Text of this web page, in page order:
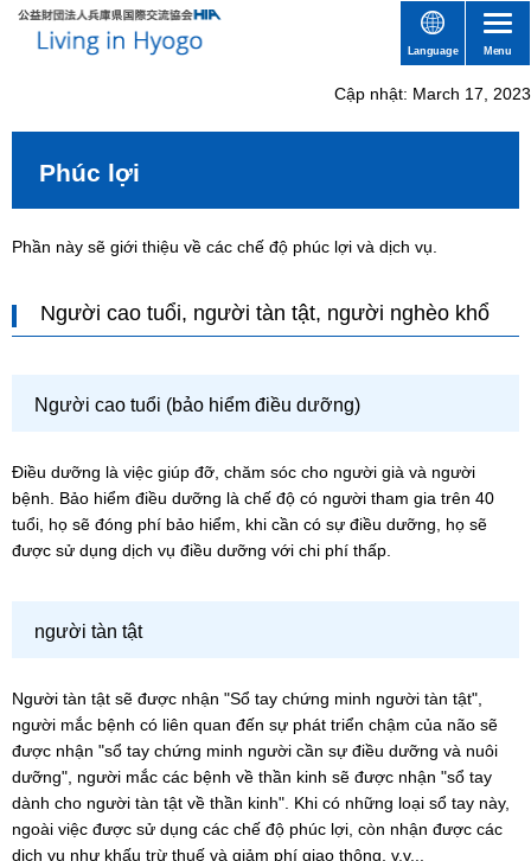
Language Menu
Cập nhật: March 17, 2023
Phúc lợi
Phần này sẽ giới thiệu về các chế độ phúc lợi và dịch vụ.
Người cao tuổi, người tàn tật, người nghèo khổ
Người cao tuổi (bảo hiểm điều dưỡng)
Điều dưỡng là việc giúp đỡ, chăm sóc cho người già và người
bệnh. Bảo hiểm điều dưỡng là chế độ có người tham gia trên 40
tuổi, họ sẽ đóng phí bảo hiểm, khi cần có sự điều dưỡng, họ sẽ
được sử dụng dịch vụ điều dưỡng với chi phí thấp.
người tàn tật
Người tàn tật sẽ được nhận "Sổ tay chứng minh người tàn tật",
người mắc bệnh có liên quan đến sự phát triển chậm của não sẽ
được nhận "sổ tay chứng minh người cần sự điều dưỡng và nuôi
dưỡng", người mắc các bệnh về thần kinh sẽ được nhận "sổ tay
dành cho người tàn tật về thần kinh". Khi có những loại sổ tay này,
ngoài việc được sử dụng các chế độ phúc lợi, còn nhận được các
dịch vụ như khấu trừ thuế và giảm phí giao thông, v.v...